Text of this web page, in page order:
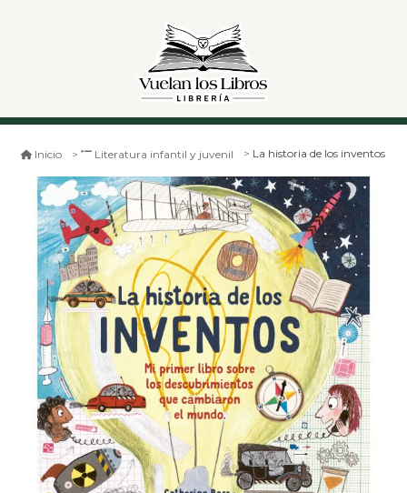
Inicio Literatura infantil y juvenil La historia de los inventos